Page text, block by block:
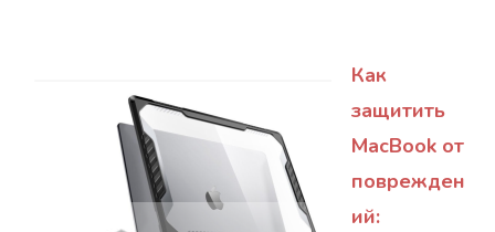
Как
защитить
MacBook от
поврежден
ий: